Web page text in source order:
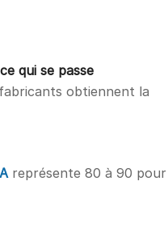
qui se passe
obtiennent la
représente 80 à 90 pour